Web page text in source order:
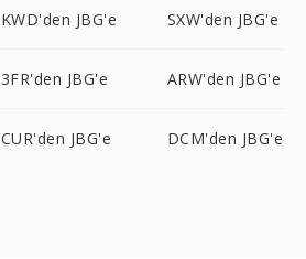
KWD'den JBG'e SXW'den JBG'e
3FR'den JBG'e ARW'den JBG'e
CUR'den JBG'e DCM'den JBG'e